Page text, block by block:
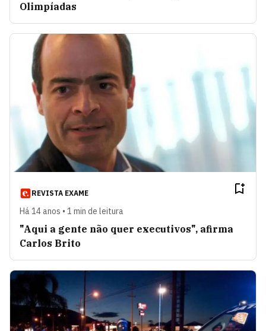
Olimpíadas
REVISTA EXAME
Há 14 anos • 1 min de leitura
"Aqui a gente não quer executivos", afirma
Carlos Brito